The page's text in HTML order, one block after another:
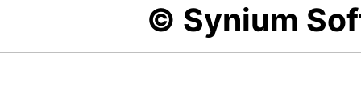
© Synium